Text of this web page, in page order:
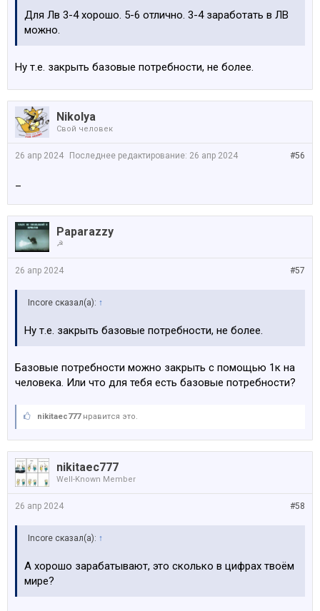
Для Лв 3-4 хорошо. 5-6 отлично. 3-4 заработать в ЛВ
можно.
Ну т.е. закрыть базовые потребности, не более.
Nikolya
Свой человек
#56
26 апр 2024 Последнее редактирование: 26 апр 2024
Paparazzy
☭
#57
26 апр 2024
Incore сказал(а): ↑
Ну т.е. закрыть базовые потребности, не более.
Базовые потребности можно закрыть с помощью 1к на
человека. Или что для тебя есть базовые потребности?
nikitaec777нравится это.
nikitaec777
Well-Known Member
#58
26 апр 2024
Incore сказал(а): ↑
А хорошо зарабатывают, это сколько в цифрах твоём
мире?